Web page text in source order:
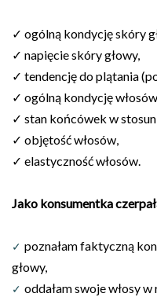
✓ ogólną kondycję skóry
✓ napięcie skóry głowy,
✓ tendencję do plątania
✓ ogólną kondycję
✓ stan końcówek w
✓ objętość włosów,
✓ elastyczność włosów.
Jako konsumentka
✓ poznałam faktyczną
głowy,
✓ oddałam swoje włosy